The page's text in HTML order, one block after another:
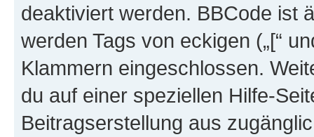
deaktiviert werden. BBCode ist
werden Tags von eckigen („[“
Klammern eingeschlossen.
du auf einer speziellen Hilfe-
Beitragserstellung aus